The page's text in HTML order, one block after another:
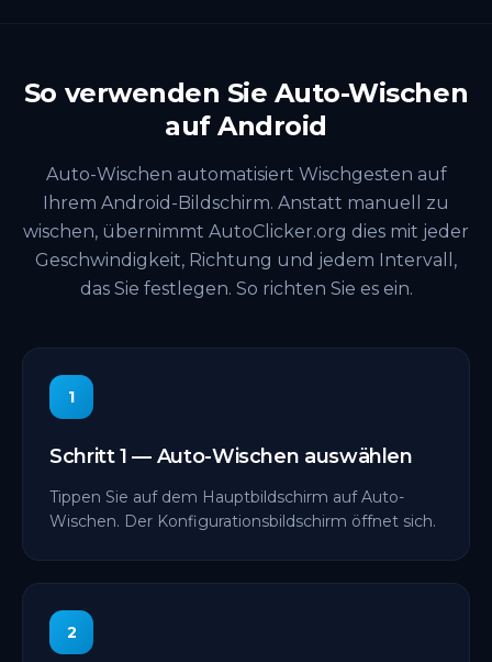
So verwenden Sie Auto-Wischen
auf Android
Auto-Wischen automatisiert Wischgesten auf
Ihrem Android-Bildschirm. Anstatt manuell zu
wischen, übernimmt AutoClicker.org dies mit jeder
Geschwindigkeit, Richtung und jedem Intervall,
das Sie festlegen. So richten Sie es ein.
1
Schritt 1 — Auto-Wischen auswählen
Tippen Sie auf dem Hauptbildschirm auf Auto-
Wischen. Der Konfigurationsbildschirm öffnet sich.
2